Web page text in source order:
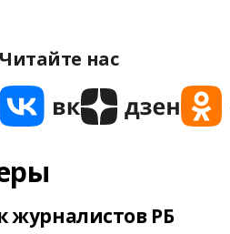
Читайте нас
журналистов РБ